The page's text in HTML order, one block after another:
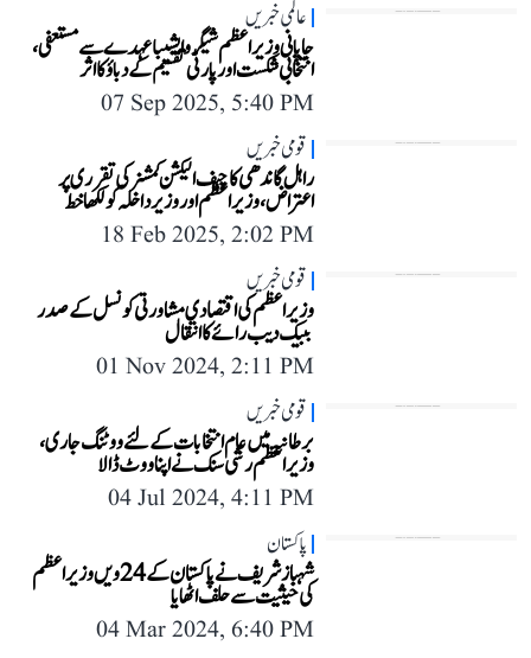
عالمی خبریں
جاپانی وزیر اعظم شیگرو ایشیبا عہدے سے مستعفی،
انتخابی شکست اور پارٹی تقسیم کے دباؤ کا اثر
07 Sep 2025, 5:40 PM
قومی خبریں
راہل گاندھی کا چیف الیکشن کمشنر کی تقرری پر
اعتراض، وزیر اعظم اور وزیر داخلہ کو لکھا خط
18 Feb 2025, 2:02 PM
قومی خبریں
وزیر اعظم کی اقتصادی مشاورتی کونسل کے صدر
ببیک دیب رائے کا انتقال
01 Nov 2024, 2:11 PM
قومی خبریں
برطانیہ میں عام انتخابات کے لئے ووٹنگ جاری،
وزیر اعظم رشی سنک نے اپنا ووٹ ڈالا
04 Jul 2024, 4:11 PM
پاکستان
شہباز شریف نے پاکستان کے 24 ویں وزیر اعظم
کی حیثیت سے حلف اٹھایا
04 Mar 2024, 6:40 PM